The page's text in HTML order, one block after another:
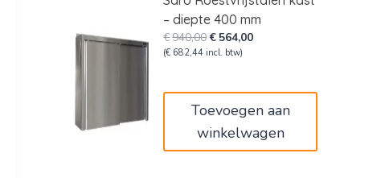
– diepte 400 mm
€940,00Oorspronkelijke
prijs
€ 564,00Huidige
(€ 682,44 incl. btw)
Toevoegen aan
winkelwagen